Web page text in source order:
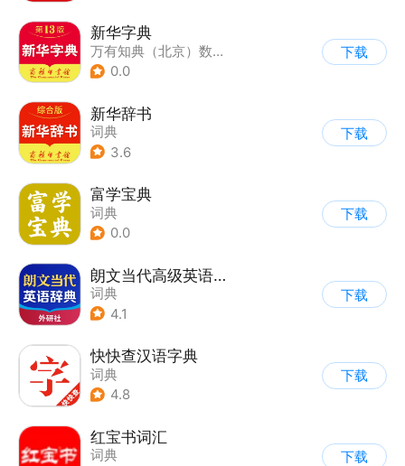
新华字典
万有知典（北京）数字传媒科技有限公司
0.0
下载
新华辞书
词典
3.6
下载
富学宝典
词典
0.0
下载
朗文当代高级英语词典
词典
4.1
下载
快快查汉语字典
词典
4.8
下载
红宝书词汇
词典
下载